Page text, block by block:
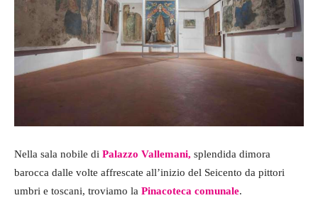
Nella sala nobile di Palazzo Vallemani, splendida dimora
barocca dalle volte affrescate all’inizio del Seicento da pittori
umbri e toscani, troviamo la Pinacoteca comunale.